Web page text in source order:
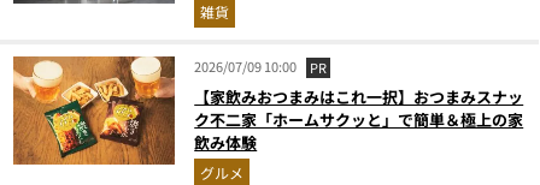
雑貨
2026/07/09 10:00 PR
【家飲みおつまみはこれ一択】おつまみスナッ
ク不二家「ホームサクッと」で簡単＆極上の家
飲み体験
グルメ